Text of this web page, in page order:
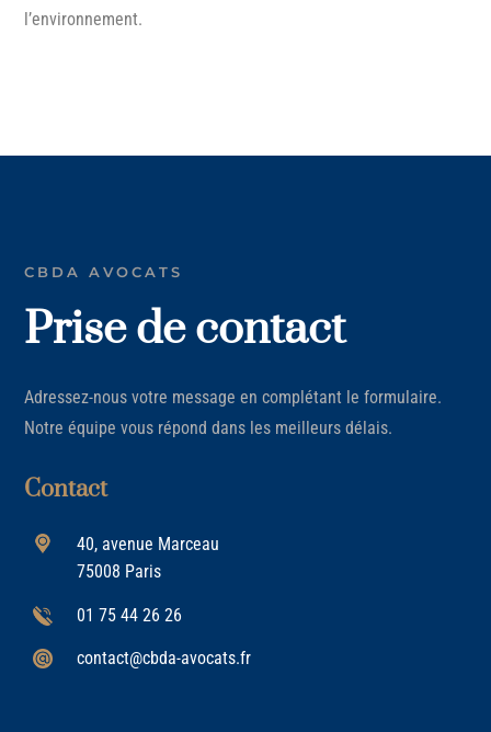
l’environnement.
CBDA AVOCATS
Prise de contact
Adressez-nous votre message en complétant le formulaire.
Notre équipe vous répond dans les meilleurs délais.
Contact
40, avenue Marceau
75008 Paris
01 75 44 26 26
contact@cbda-avocats.fr